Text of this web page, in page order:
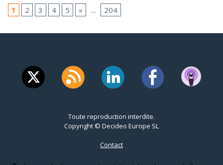
1
2 3 4 5 » ... 204
Toute reproduction interdite.
Copyright © Decideo Europe SL
Contact